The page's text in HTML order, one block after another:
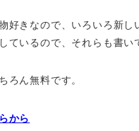
好きなので、いろいろ新し
ているので、それらも書い
ろん無料です。
から